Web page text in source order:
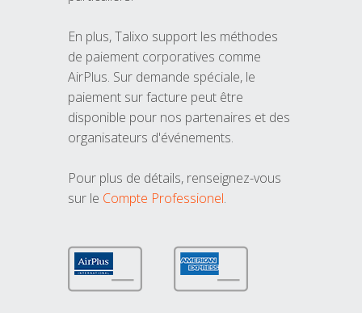
En plus, Talixo support les méthodes
de paiement corporatives comme
AirPlus. Sur demande spéciale, le
paiement sur facture peut être
disponible pour nos partenaires et des
organisateurs d'événements.
Pour plus de détails, renseignez-vous
sur le Compte Professionel.